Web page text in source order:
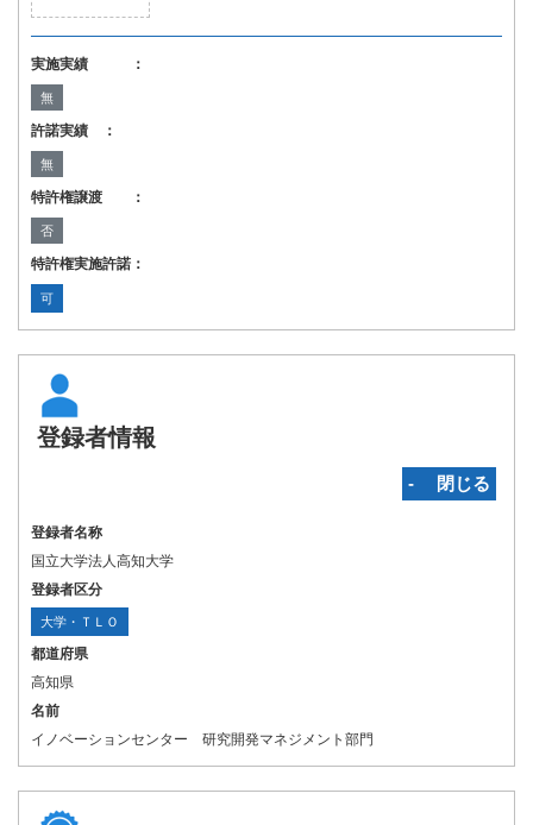
実施実績 ：
無
許諾実績 ：
無
特許権譲渡 ：
否
特許権実施許諾：
可
登録者情報
‐ 閉じる
登録者名称
国立大学法人高知大学
登録者区分
大学・ＴＬＯ
都道府県
高知県
名前
イノベーションセンター 研究開発マネジメント部門